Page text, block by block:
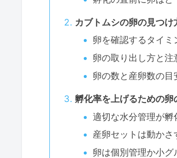
カブトムシの卵の見つ
卵を確認するタイミ
卵の取り出し方と注
卵の数と産卵数の目
孵化率を上げるための卵
適切な水分管理が孵
産卵セットは動かさ
卵は個別管理か小グ